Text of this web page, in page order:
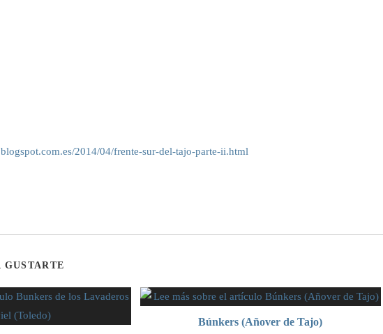
2014/04/frente-sur-del-tajo-parte-ii.html
Búnkers (Añover de Tajo)